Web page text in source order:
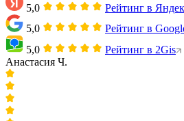
5,0
Рейтинг в
5,0
Рейтинг в
5,0
Рейтинг в 2Gis
Анастасия Ч.